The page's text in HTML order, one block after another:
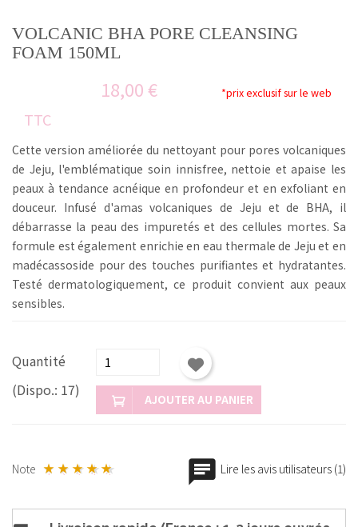
VOLCANIC BHA PORE CLEANSING
FOAM 150ML
18,00 € *prix exclusif sur le web
TTC
Cette version améliorée du nettoyant pour pores volcaniques
de Jeju, l'emblématique soin innisfree, nettoie et apaise les
peaux à tendance acnéique en profondeur et en exfoliant en
douceur. Infusé d'amas volcaniques de Jeju et de BHA, il
débarrasse la peau des impuretés et des cellules mortes. Sa
formule est également enrichie en eau thermale de Jeju et en
madécassoside pour des touches purifiantes et hydratantes.
Testé dermatologiquement, ce produit convient aux peaux
sensibles.
Quantité
(Dispo.: 17)
AJOUTER AU PANIER
Note Lire les avis utilisateurs (1)